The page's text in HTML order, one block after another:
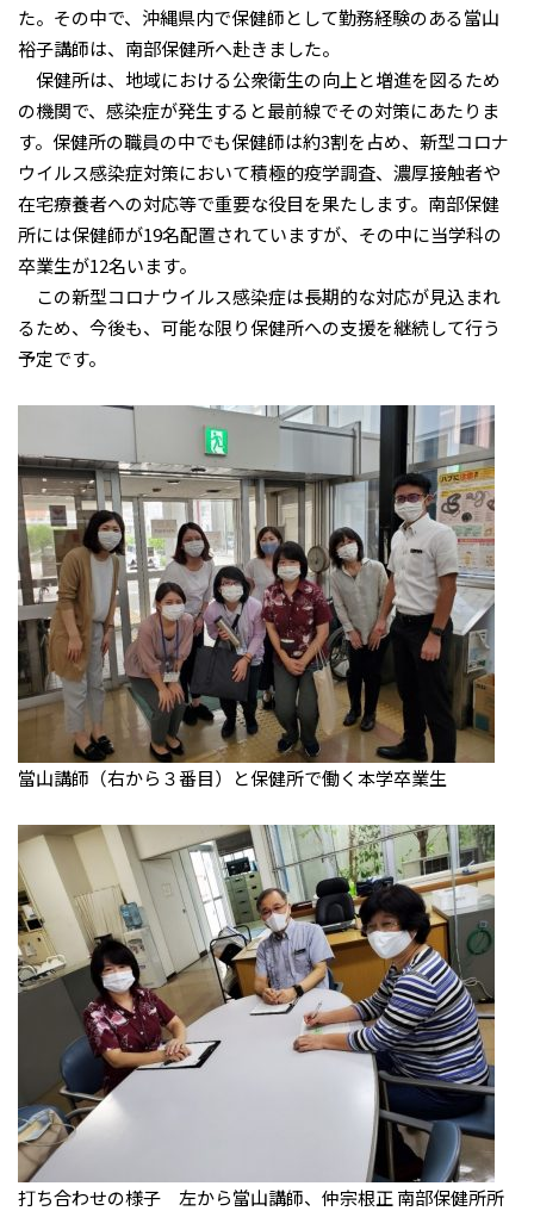
た。その中で、沖縄県内で保健師として勤務経験のある當山
裕子講師は、南部保健所へ赴きました。
保健所は、地域における公衆衛生の向上と増進を図るため
の機関で、感染症が発生すると最前線でその対策にあたりま
す。保健所の職員の中でも保健師は約3割を占め、新型コロナ
ウイルス感染症対策において積極的疫学調査、濃厚接触者や
在宅療養者への対応等で重要な役目を果たします。南部保健
所には保健師が19名配置されていますが、その中に当学科の
卒業生が12名います。
この新型コロナウイルス感染症は長期的な対応が見込まれ
るため、今後も、可能な限り保健所への支援を継続して行う
予定です。
當山講師（右から３番目）と保健所で働く本学卒業生
打ち合わせの様子 左から當山講師、仲宗根正 南部保健所所